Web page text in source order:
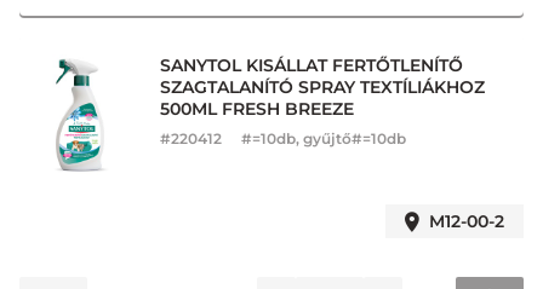
SANYTOL KISÁLLAT FERTŐTLENÍTŐ
SZAGTALANÍTÓ SPRAY TEXTÍLIÁKHOZ
500ML FRESH BREEZE
#220412 #=10db, gyűjtő#=10db
M12-00-2